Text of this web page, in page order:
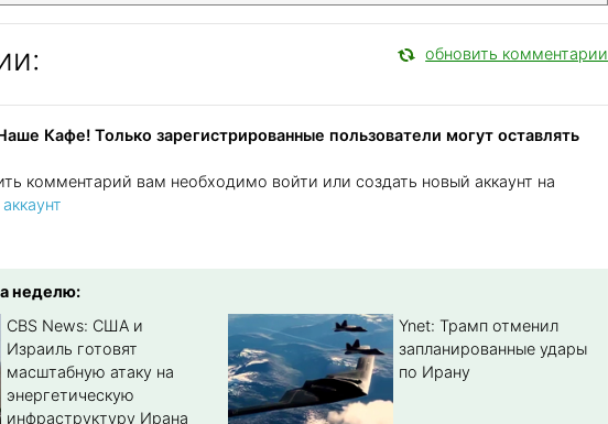
обновить комментарии
Кафе! Только зарегистрированные пользователи могут оставлять
комментарий вам необходимо войти или создать новый аккаунт на
неделю:
CBS News: США и
Израиль готовят
масштабную атаку на
энергетическую
инфраструктуру Ирана
Ynet: Трамп отменил
запланированные удары
по Ирану